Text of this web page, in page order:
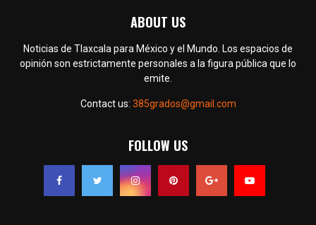
ABOUT US
Noticias de Tlaxcala para México y el Mundo. Los espacios de
opinión son estrictamente personales a la figura pública que lo
emite.
Contact us: 385grados@gmail.com
FOLLOW US